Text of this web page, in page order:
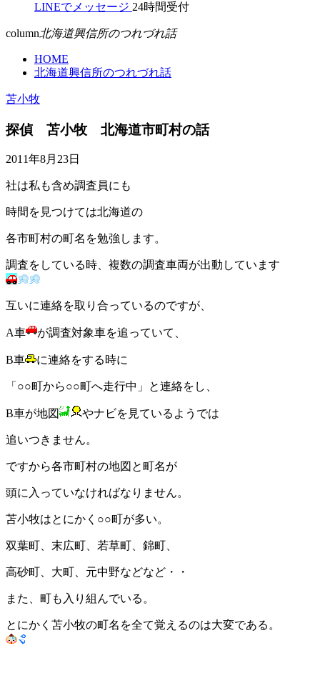
LINEでメッセージ 24時間受付
column北海道興信所のつれづれ話
HOME
北海道興信所のつれづれ話
苫小牧
探偵 苫小牧 北海道市町村の話
2011年8月23日
社は私も含め調査員にも
時間を見つけては北海道の
各市町村の町名を勉強します。
調査をしている時、複数の調査車両が出動しています
互いに連絡を取り合っているのですが、
A車 が調査対象車を追っていて、
B車 に連絡をする時に
「○○町から○○町へ走行中」と連絡をし、
B車が地図 やナビを見ているようでは
追いつきません。
ですから各市町村の地図と町名が
頭に入っていなければなりません。
苫小牧はとにかく○○町が多い。
双葉町、末広町、若草町、錦町、
高砂町、大町、元中野などなど・・
また、町も入り組んでいる。
とにかく苫小牧の町名を全て覚えるのは大変である。